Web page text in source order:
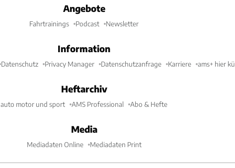
Angebote
Fahrtrainings Podcast Newsletter
Information
Datenschutz Privacy Manager Datenschutzanfrage Karriere ams+ hier
Heftarchiv
auto motor und sport AMS Professional Abo & Hefte
Media
Mediadaten Online Mediadaten Print